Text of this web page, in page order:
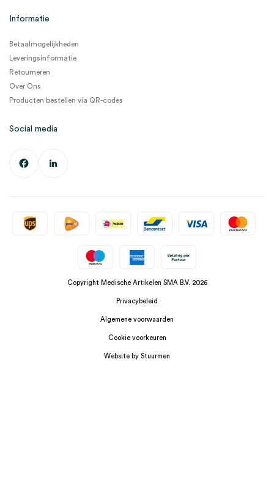
Informatie
Betaalmogelijkheden
Leveringsinformatie
Retourneren
Over Ons
Producten bestellen via QR-codes
Social media
Copyright Medische Artikelen SMA B.V. 2026
Privacybeleid
Algemene voorwaarden
Cookie voorkeuren
Website by Stuurmen